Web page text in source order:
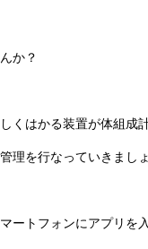
か？
はかる装置が体組成
理を行なっていきましょ
ートフォンにアプリを